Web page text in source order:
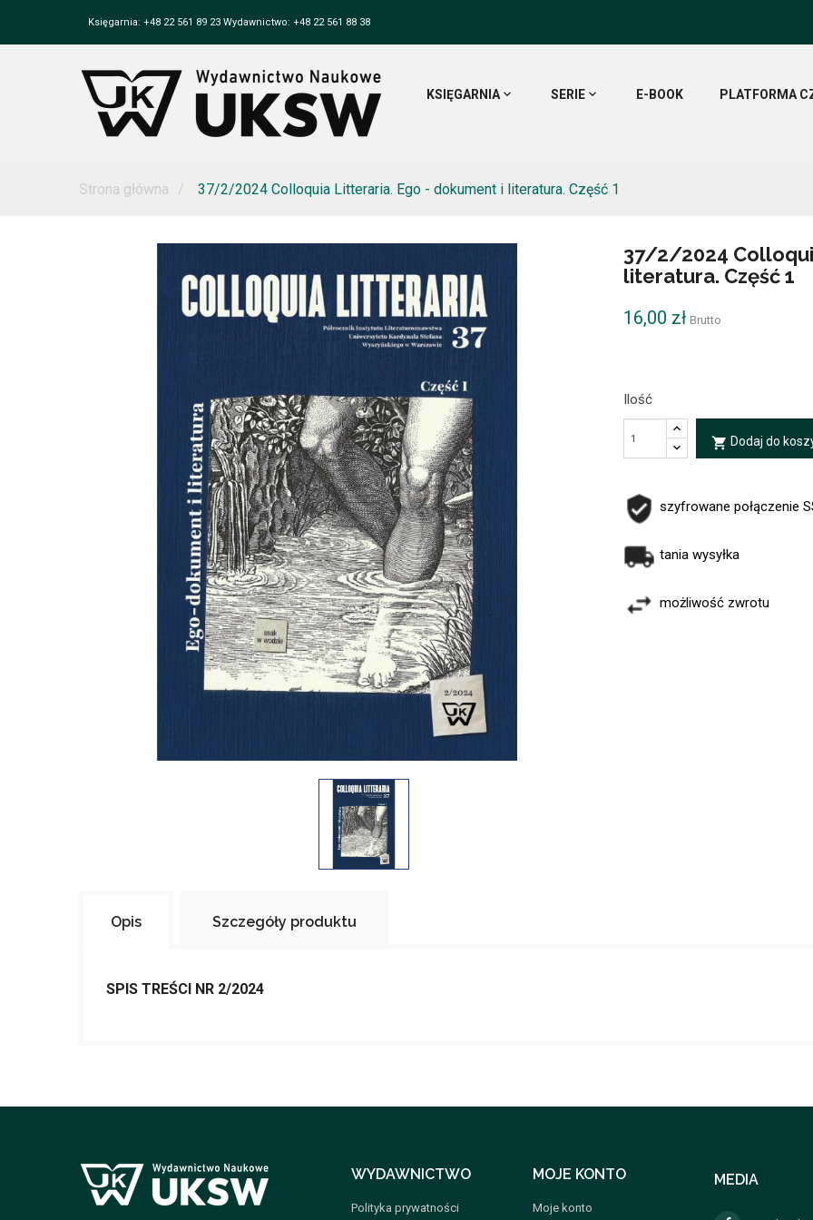
Księgarnia: +48 22 561 89 23 Wydawnictwo: +48 22 561 88 38
KSIĘGARNIA SERIE E-BOOK PLATFORMA
Strona główna 37/2/2024 Colloquia Litteraria. Ego - dokument i literatura. Część 1
37/2/2024
literatura. Część 1
16,00 zł Brutto
Ilość
local_grocery_store Dodaj do
szyfrowane połączenie
tania wysyłka
możliwość zwrotu
Opis Szczegóły produktu
SPIS TREŚCI NR 2/2024
WYDAWNICTWO
Polityka prywatności
MOJE KONTO
Moje konto
MEDIA